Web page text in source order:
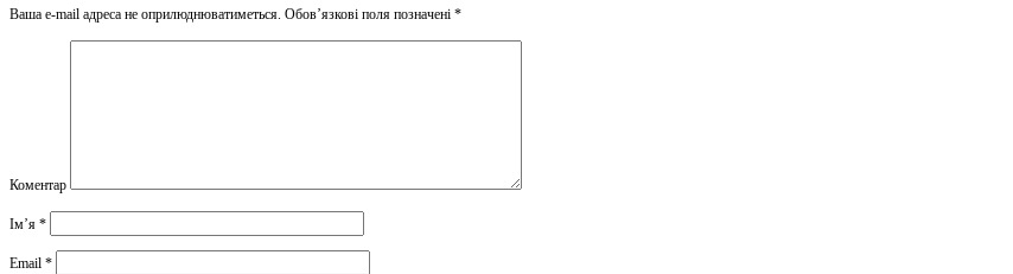
Ваша e-mail адреса не оприлюднюватиметься. Обов’язкові поля позначені *
Коментар
Ім’я *
Email *